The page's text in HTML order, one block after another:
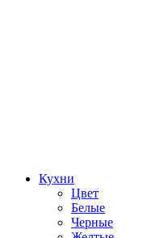
Кухни
Цвет
Белые
Черные